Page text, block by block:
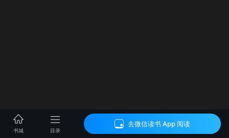
书城 目录
去微信读书 App 阅读